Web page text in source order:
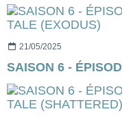
21/05/2025